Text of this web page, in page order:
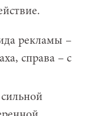
рекламы –
справа – с